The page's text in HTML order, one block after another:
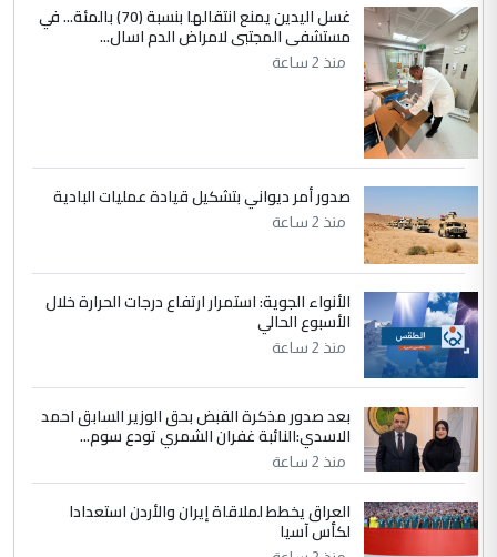
5 يوسف غزوان عصمت
التعليق : بكالوريوس فيزياء طبية متزوج و
زوجتي أيضا بكالوريوس سكني بغداد أرغب في
إكمال دراستي داخل ...
الموضوع :
إعطاء 100 منحة دراسية للطلبة العراقيين في
جامعاتها سنويا
غسل اليدين يمنع انتقالها بنسبة (70) بالمئة... في
مستشفى المجتبى لامراض الدم اسال...
منذ 2 ساعة
صدور أمر ديواني بتشكيل قيادة عمليات البادية
منذ 2 ساعة
الأنواء الجوية: استمرار ارتفاع درجات الحرارة خلال
الأسبوع الحالي
منذ 2 ساعة
بعد صدور مذكرة القبض بحق الوزير السابق احمد
الاسدي:النائبة غفران الشمري تودع سوم...
منذ 2 ساعة
العراق يخطط لملاقاة إيران والأردن استعدادا
لكأس آسيا